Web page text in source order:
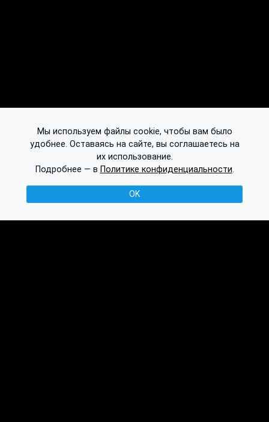
Мы используем файлы cookie, чтобы вам было
удобнее. Оставаясь на сайте, вы соглашаетесь на
их использование.
Подробнее — в Политике конфиденциальности.
OK